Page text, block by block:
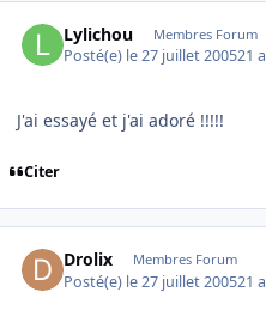
Lylichou Membres Forum
Posté(e) le 27 juillet 200521 a
J'ai essayé et j'ai adoré !!!!!
Citer
Drolix Membres Forum
Posté(e) le 27 juillet 200521 a